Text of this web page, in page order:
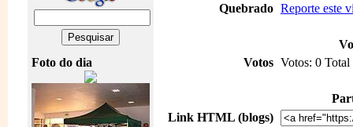
Foto do dia
Quebrado Reporte este
Votos Votos: 0 Total
Link HTML (blogs)